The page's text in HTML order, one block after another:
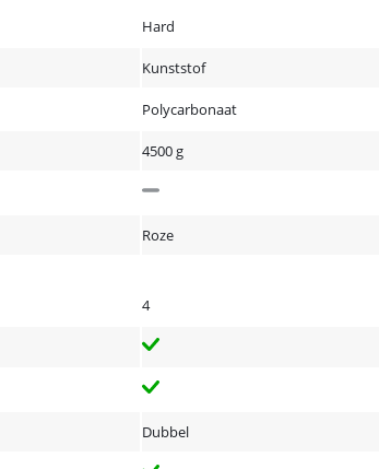
Hard
Kunststof
Polycarbonaat
4500 g
Roze
4
Dubbel